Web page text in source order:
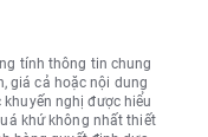
tính thông tin chung
giá cả hoặc nội dung
nghị được hiểu
khứ không nhất thiết